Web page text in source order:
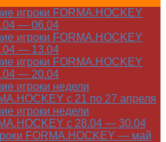
игроки FORMA.HOCKEY
— 06.04
игроки FORMA.HOCKEY
— 13.04
игроки FORMA.HOCKEY
— 20.04
игроки недели
с 21 по 27 апреля
игроки недели
с 28.04 — 30.04
FORMA.HOCKEY — май